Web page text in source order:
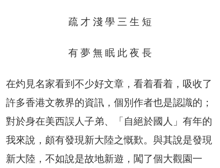
疏 才 淺 學 三 生 短
有 夢 無 眠 此 夜 長
在灼見名家看到不少好文章，看着看着，吸收了
許多香港文教界的資訊，個別作者也是認識的；
對於身在美西誤人子弟、「自絕於國人」有年的
我來說，頗有發現新大陸之慨歎。與其說是發現
新大陸，不如說是故地新遊，闖了個大觀園一